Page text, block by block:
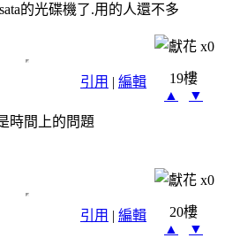
的光碟機了.用的人還不多
x0
引用 | 編輯
19樓
▲
▼
時間上的問題
x0
引用 | 編輯
20樓
▲
▼